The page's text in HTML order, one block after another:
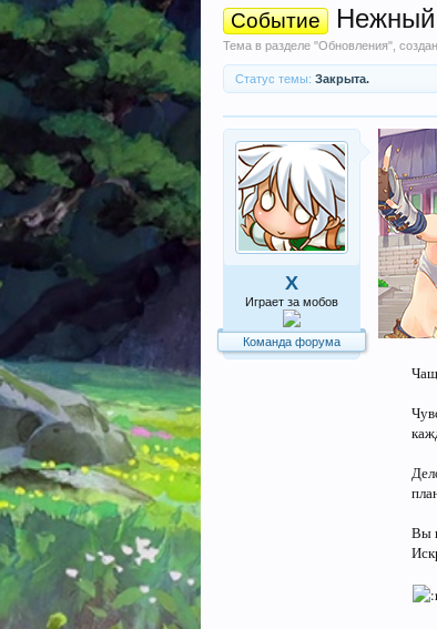
Событие Нежный
Тема в разделе "Обновления",
Статус темы: Закрыта.
X
Играет за мобов
Команда форума
Вы